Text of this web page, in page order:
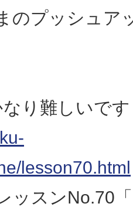
のプッシュア
り難しいで
lesson70.html
ッスンNo.70